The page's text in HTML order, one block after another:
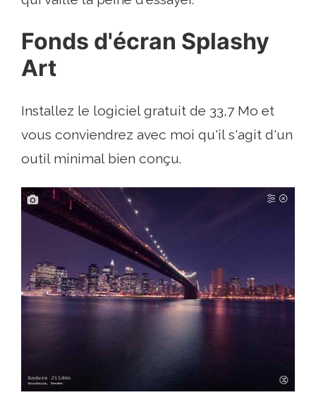
Fonds d'écran Splashy
Art
Installez le logiciel gratuit de 33,7 Mo et
vous conviendrez avec moi qu'il s'agit d'un
outil minimal bien conçu.